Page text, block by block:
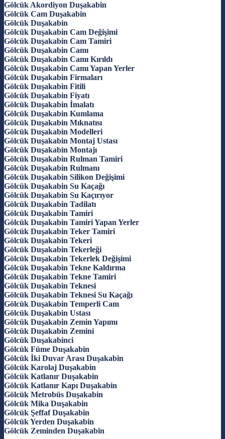
Gölcük Akordiyon Duşakabin
Gölcük Cam Duşakabin
Gölcük Duşakabin
Gölcük Duşakabin Cam Değişimi
Gölcük Duşakabin Cam Tamiri
Gölcük Duşakabin Camı
Gölcük Duşakabin Camı Kırıldı
Gölcük Duşakabin Camı Yapan Yerler
Gölcük Duşakabin Firmaları
Gölcük Duşakabin Fitili
Gölcük Duşakabin Fiyatı
Gölcük Duşakabin İmalatı
Gölcük Duşakabin Kumlama
Gölcük Duşakabin Mıknatısı
Gölcük Duşakabin Modelleri
Gölcük Duşakabin Montaj Ustası
Gölcük Duşakabin Montajı
Gölcük Duşakabin Rulman Tamiri
Gölcük Duşakabin Rulmanı
Gölcük Duşakabin Silikon Değişimi
Gölcük Duşakabin Su Kaçağı
Gölcük Duşakabin Su Kaçırıyor
Gölcük Duşakabin Tadilatı
Gölcük Duşakabin Tamiri
Gölcük Duşakabin Tamiri Yapan Yerler
Gölcük Duşakabin Teker Tamiri
Gölcük Duşakabin Tekeri
Gölcük Duşakabin Tekerleği
Gölcük Duşakabin Tekerlek Değişimi
Gölcük Duşakabin Tekne Kaldırma
Gölcük Duşakabin Tekne Tamiri
Gölcük Duşakabin Teknesi
Gölcük Duşakabin Teknesi Su Kaçağı
Gölcük Duşakabin Temperli Cam
Gölcük Duşakabin Ustası
Gölcük Duşakabin Zemin Yapımı
Gölcük Duşakabin Zemini
Gölcük Duşakabinci
Gölcük Füme Duşakabin
Gölcük İki Duvar Arası Duşakabin
Gölcük Karolaj Duşakabin
Gölcük Katlanır Duşakabin
Gölcük Katlanır Kapı Duşakabin
Gölcük Metrobüs Duşakabin
Gölcük Mika Duşakabin
Gölcük Şeffaf Duşakabin
Gölcük Yerden Duşakabin
Gölcük Zeminden Duşakabin